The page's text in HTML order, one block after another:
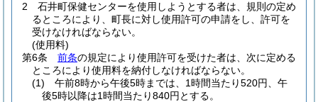
2
石井町保健センターを使用しようとする者は、規則の定め
るところにより、町長に対し使用許可の申請をし、許可を
受けなければならない。
(使用料)
第6条
前条の規定により使用許可を受けた者は、次に定める
ところにより使用料を納付しなければならない。
(1)
午前8時から午後5時までは、1時間当たり520円、午
後5時以降は1時間当たり840円とする。